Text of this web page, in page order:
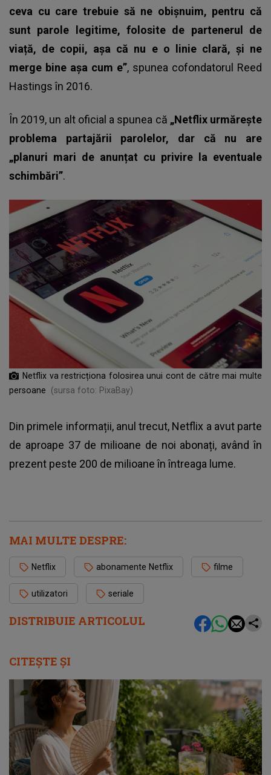
DISTRIBUIE ARTICOLUL
ceva cu care trebuie să ne obișnuim, pentru că
sunt parole legitime, folosite de partenerul de
viață, de copii, așa că nu e o linie clară, și ne
merge bine așa cum e”, spunea cofondatorul Reed
Hastings în 2016.
În 2019, un alt oficial a spunea că „Netflix urmărește
problema partajării parolelor, dar că nu are
„planuri mari de anunțat cu privire la eventuale
schimbări”.
Netflix va restricționa folosirea unui cont de către mai multe
persoane
(sursa foto: PixaBay)
Din primele informații, anul trecut, Netflix a avut parte
de aproape 37 de milioane de noi abonați, având în
prezent peste 200 de milioane în întreaga lume.
MAI MULTE DESPRE:
Netflix abonamente Netflix filme
utilizatori seriale
CITEȘTE ȘI